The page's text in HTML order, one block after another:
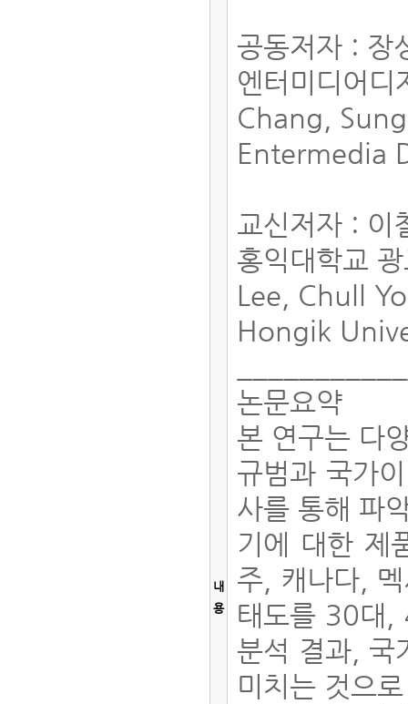
내
용
공동저자 : 장
엔터미디어
Chang,
Entermedia
교신저자 : 이
홍익대학교
Lee, Chull
Hongik
논문요약
본 연구는 다
규범과 국가
사를 통해 파
기에 대한 제
주, 캐나다,
태도를 30대,
분석 결과, 국
미치는 것으